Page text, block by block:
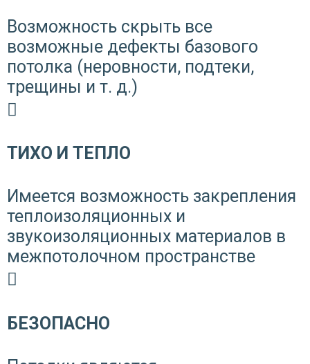
Возможность скрыть все
возможные дефекты базового
потолка (неровности, подтеки,
трещины и т. д.)
ТИХО И ТЕПЛО
Имеется возможность закрепления
теплоизоляционных и
звукоизоляционных материалов в
межпотолочном пространстве
БЕЗОПАСНО